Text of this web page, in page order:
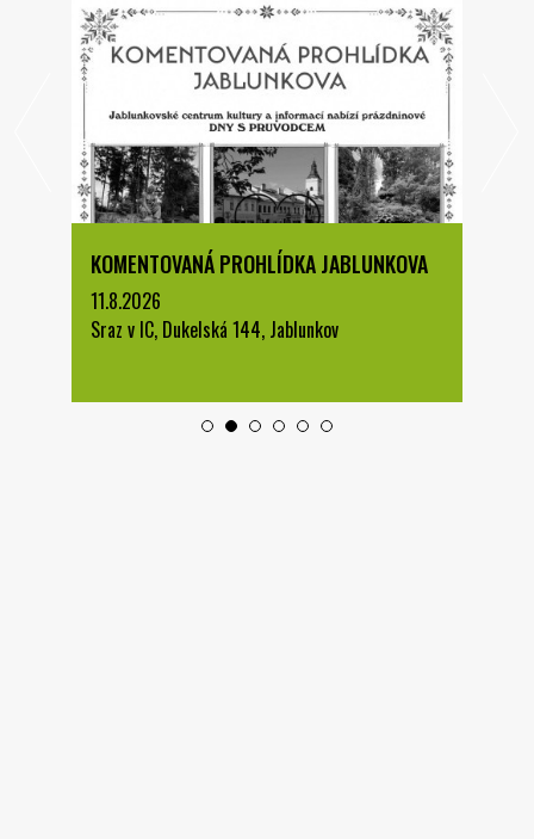
KOMENTOVANÁ PROHLÍDKA JABLUNKOVA
11.8.2026
Sraz v IC, Dukelská 144, Jablunkov